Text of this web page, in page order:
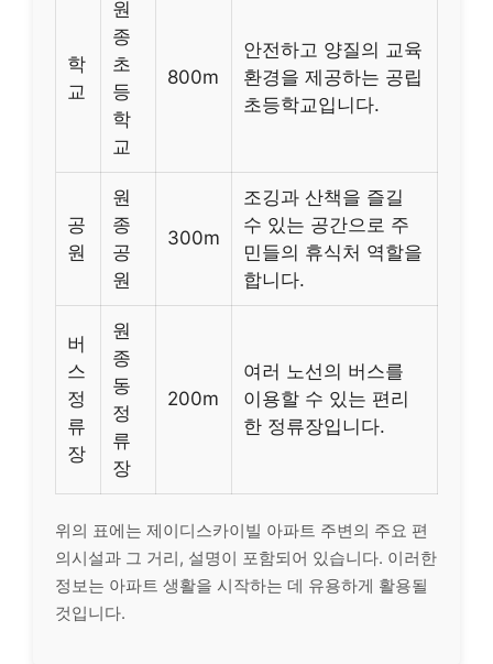
학
교
원
종
초
등
학
교
800m
안전하고 양질의 교육
환경을 제공하는 공립
초등학교입니다.
공
원
원
종
공
원
300m
조깅과 산책을 즐길
수 있는 공간으로 주
민들의 휴식처 역할을
합니다.
버
스
정
류
장
원
종
동
정
류
장
200m
여러 노선의 버스를
이용할 수 있는 편리
한 정류장입니다.
위의 표에는 제이디스카이빌 아파트 주변의 주요 편
의시설과 그 거리, 설명이 포함되어 있습니다. 이러한
정보는 아파트 생활을 시작하는 데 유용하게 활용될
것입니다.